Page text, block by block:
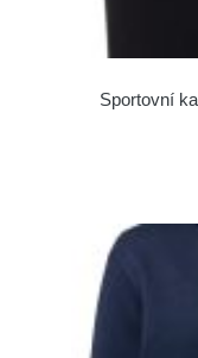
Sportovní